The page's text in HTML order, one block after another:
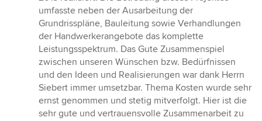
5
Sternen
umfasste neben der Ausarbeitung der
Grundrisspläne, Bauleitung sowie Verhandlungen
der Handwerkerangebote das komplette
Leistungsspektrum. Das Gute Zusammenspiel
zwischen unseren Wünschen bzw. Bedürfnissen
und den Ideen und Realisierungen war dank Herrn
Siebert immer umsetzbar. Thema Kosten wurde sehr
ernst genommen und stetig mitverfolgt. Hier ist die
sehr gute und vertrauensvolle Zusammenarbeit zu